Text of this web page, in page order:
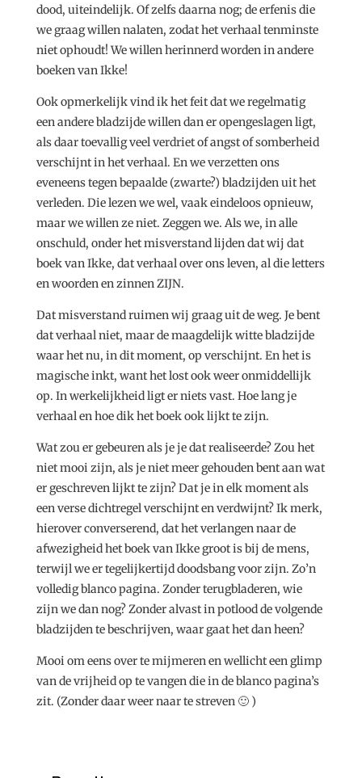
dood, uiteindelijk. Of zelfs daarna nog; de erfenis die
we graag willen nalaten, zodat het verhaal tenminste
niet ophoudt! We willen herinnerd worden in andere
boeken van Ikke!
Ook opmerkelijk vind ik het feit dat we regelmatig
een andere bladzijde willen dan er opengeslagen ligt,
als daar toevallig veel verdriet of angst of somberheid
verschijnt in het verhaal. En we verzetten ons
eveneens tegen bepaalde (zwarte?) bladzijden uit het
verleden. Die lezen we wel, vaak eindeloos opnieuw,
maar we willen ze niet. Zeggen we. Als we, in alle
onschuld, onder het misverstand lijden dat wij dat
boek van Ikke, dat verhaal over ons leven, al die letters
en woorden en zinnen ZIJN.
Dat misverstand ruimen wij graag uit de weg. Je bent
dat verhaal niet, maar de maagdelijk witte bladzijde
waar het nu, in dit moment, op verschijnt. En het is
magische inkt, want het lost ook weer onmiddellijk
op. In werkelijkheid ligt er niets vast. Hoe lang je
verhaal en hoe dik het boek ook lijkt te zijn.
Wat zou er gebeuren als je je dat realiseerde? Zou het
niet mooi zijn, als je niet meer gehouden bent aan wat
er geschreven lijkt te zijn? Dat je in elk moment als
een verse dichtregel verschijnt en verdwijnt? Ik merk,
hierover converserend, dat het verlangen naar de
afwezigheid het boek van Ikke groot is bij de mens,
terwijl we er tegelijkertijd doodsbang voor zijn. Zo’n
volledig blanco pagina. Zonder terugbladeren, wie
zijn we dan nog? Zonder alvast in potlood de volgende
bladzijden te beschrijven, waar gaat het dan heen?
Mooi om eens over te mijmeren en wellicht een glimp
van de vrijheid op te vangen die in de blanco pagina’s
zit. (Zonder daar weer naar te streven 🙂 )